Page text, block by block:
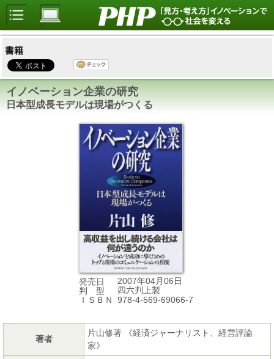
書籍
イノベーション企業の研究
日本型成長モデルは現場がつくる
発売日
2007年04月06日
判 型
四六判上製
ＩＳＢＮ
978-4-569-69066-7
著者
片山修著 《経済ジャーナリスト、経営評論
家》